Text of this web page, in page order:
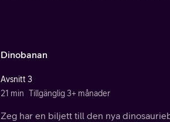
Dinobanan
Avsnitt 3
21 min Tillgänglig 3+ månader
Zeg har en biljett till den nya